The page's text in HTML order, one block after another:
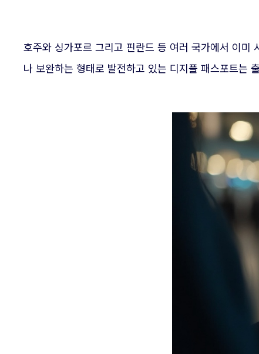
호주와 싱가포르 그리고 핀란드 등 여러 국가에서 이미
나 보완하는 형태로 발전하고 있는 디지플 패스포트는